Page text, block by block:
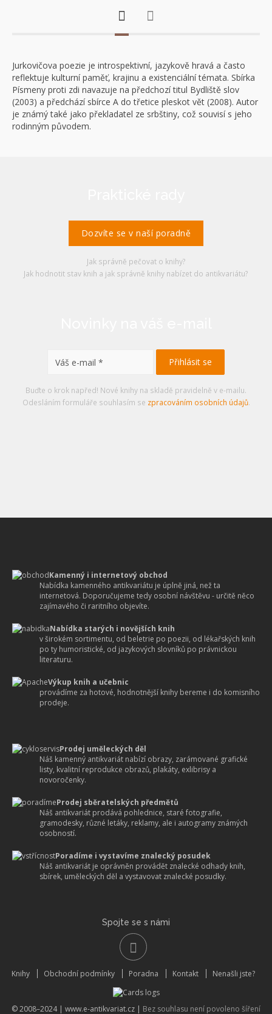
Jurkovičova poezie je introspektivní, jazykově hravá a často
reflektuje kulturní paměť, krajinu a existenciální témata. Sbírka
Písmeny proti zdi navazuje na předchozí titul Bydliště slov
(2003) a předchází sbírce A do třetice pleskot vět (2008). Autor
je známý také jako překladatel ze srbštiny, což souvisí s jeho
rodinným původem.
Dozvíte se v naší poradně
Jak správně pečovat o knihy?
Jak hodnotit stav knih a jak správně knihy nabízet do antikvariátu?
Buďte o krok napřed! Nové knihy na skladě pravidelně v e-mailu.
Odesláním formuláře souhlasím se zpracováním osobních údajů.
Kamenný i internetový obchod
Nabídka kamenného antikvariátu je úplně jiná, než ta
internetová. Doporučujeme tedy osobní návštěvu - určitě něco
zajímavého či raritního objevíte.
Nabídka starých i novějších knih
v širokém sortimentu, od beletrie po poezii, od lékařských knih
po ty humoristické, od jazykových slovníků po právnickou
literaturu.
Výkup knih a učebnic
provádíme za hotové, hodnotnější knihy bereme i do komisního
prodeje.
Prodej uměleckých děl
Náš kamenný antikvariát nabízí obrazy, zarámované grafické
listy, kvalitní reprodukce obrazů, plakáty, exlibrisy a
novoročenky.
Prodej sběratelských předmětů
Náš antikvariát prodává pohlednice, staré fotografie,
gramodesky, různé letáky, reklamy, ale i autogramy známých
osobností.
Poradíme i vystavíme znalecký posudek
Náš antikvariát je oprávněn provádět znalecké odhady knih,
sbírek, uměleckých děl a vystavovat znalecké posudky.
Spojte se s námi
Knihy Obchodní podmínky Poradna Kontakt Nenašli jste?
© 2008–2024 | www.e-antikvariat.cz | Bez souhlasu není povoleno šíření